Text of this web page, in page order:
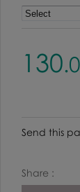
130
Send this
Share